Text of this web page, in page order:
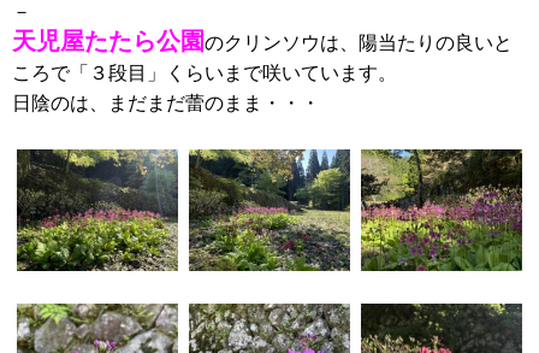
－
天児屋たたら公園のクリンソウは、陽当たりの良いと
ころで「３段目」くらいまで咲いています。
日陰のは、まだまだ蕾のまま・・・